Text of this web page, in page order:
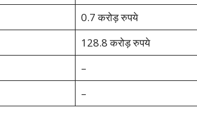
0.7 करोड़ रुपये
128.8 करोड़ रुपये
–
–